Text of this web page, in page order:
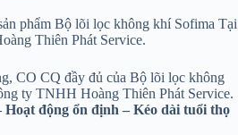
phẩm Bộ lõi lọc không khí Sofima Tại
Thiên Phát Service.
CO CQ đầy đủ của Bộ lõi lọc không
ty TNHH Hoàng Thiên Phát Service.
động ổn định – Kéo dài tuổi thọ